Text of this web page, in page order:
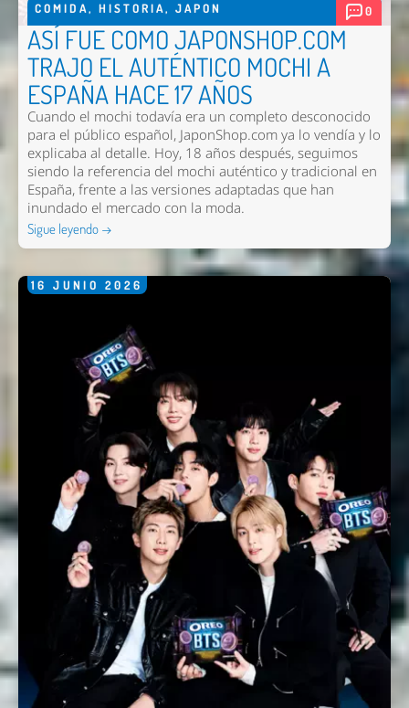
COMIDA, HISTORIA, JAPON 0
ASÍ FUE COMO JAPONSHOP.COM
TRAJO EL AUTÉNTICO MOCHI A
ESPAÑA HACE 17 AÑOS
Cuando el mochi todavía era un completo desconocido
para el público español, JaponShop.com ya lo vendía y lo
explicaba al detalle. Hoy, 18 años después, seguimos
siendo la referencia del mochi auténtico y tradicional en
España, frente a las versiones adaptadas que han
inundado el mercado con la moda.
Sigue leyendo →
16 JUNIO 2026
Nombre *
Email *
Comentario *